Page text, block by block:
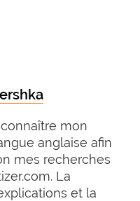
mon
anglaise afin
mes recherches
La
et la